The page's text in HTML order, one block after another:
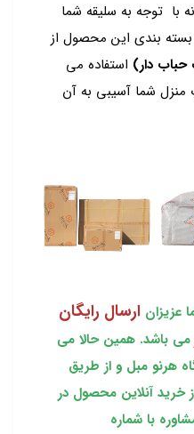
با توجه به سلیقه شما
بندی این محصول از
دار) استفاده می
شما آسیبی به آن
عزیزان ارسال رایگان
می باشد. همین حالا می
هرنو مبل و از طریق
خرید آنلاین محصول در
با شماره